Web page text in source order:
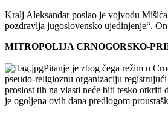
Kralj Aleksandar poslao je vojvodu
pozdravlja jugoslovensko ujedinjenje“.
MITROPOLIJA CRNOGORSKO-
Pitanje je zbog čega režim u
pseudo-religioznu organizaciju
proslost tih na vlasti neće biti tesko
je ogoljena ovih dana predlogom